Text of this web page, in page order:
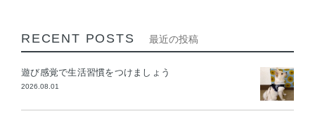
RECENT POSTS 最近の投稿
遊び感覚で生活習慣をつけましょう
2026.08.01